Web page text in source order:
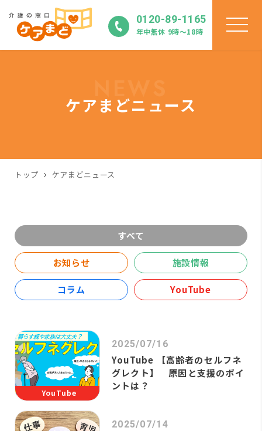
0120-89-1165
年中無休 9時〜18時
ケアまどニュース
トップ ケアまどニュース
すべて
お知らせ 施設情報
コラム YouTube
YouTube
2025/07/16
YouTube 【高齢者のセルフネ
グレクト】 原因と支援のポイ
ントは？
2025/07/14